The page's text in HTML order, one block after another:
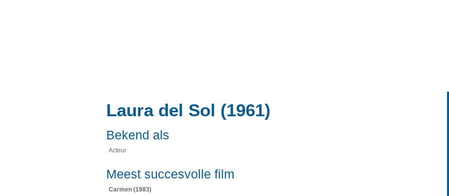
Laura del Sol (1961)
Bekend als
Acteur
Meest succesvolle film
Carmen (1983)